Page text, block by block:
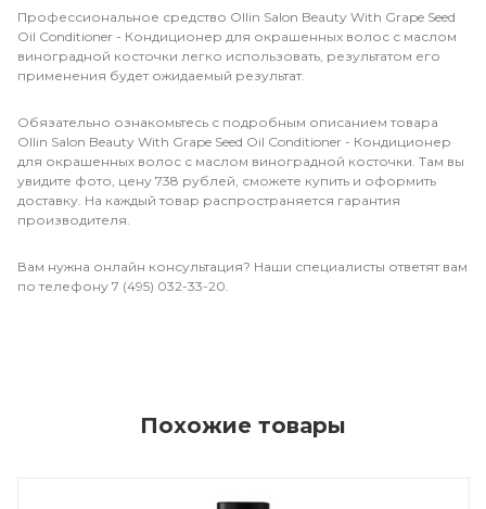
Профессиональное средство Ollin Salon Beauty With Grape Seed
Oil Conditioner - Кондиционер для окрашенных волос с маслом
виноградной косточки легко использовать, результатом его
применения будет ожидаемый результат.
Обязательно ознакомьтесь с подробным описанием товара
Ollin Salon Beauty With Grape Seed Oil Conditioner - Кондиционер
для окрашенных волос с маслом виноградной косточки. Там вы
увидите фото, цену 738 рублей, сможете купить и оформить
доставку. На каждый товар распространяется гарантия
производителя.
Вам нужна онлайн консультация? Наши специалисты ответят вам
по телефону 7 (495) 032-33-20.
Похожие товары